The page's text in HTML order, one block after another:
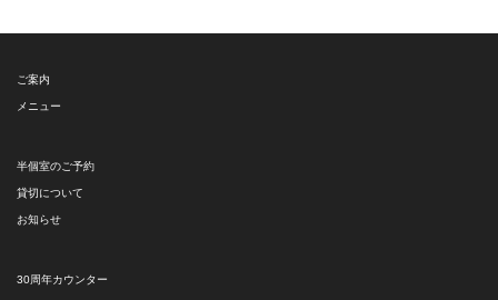
ー
ご案内
メニュー
半個室のご予約
貸切について
お知らせ
30周年カウンター